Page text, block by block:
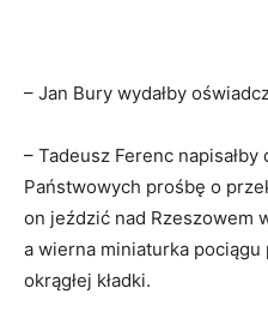
– Jan Bury wydałby
– Tadeusz Ferenc napisałby
Państwowych prośbę o
on jeździć nad Rzeszowem
a wierna miniaturka
okrągłej kładki.